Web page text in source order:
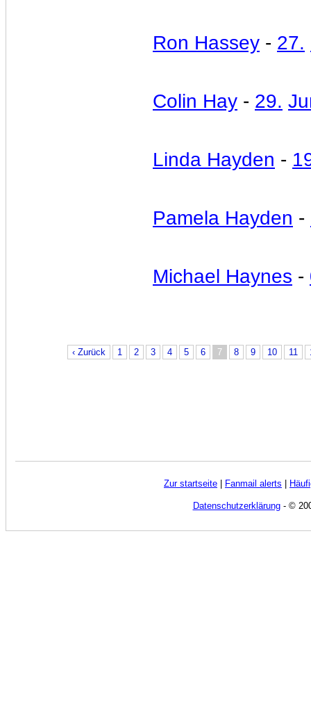
Ron Hassey - 27.
Colin Hay - 29.
Linda Hayden -
Pamela Hayden -
Michael Haynes -
‹ Zurück 1 2 3 4 5 6 7 8 9 10 11
Zur startseite | Fanmail alerts |
Datenschutzerklärung- ©